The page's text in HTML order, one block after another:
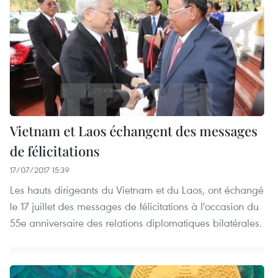
Vietnam et Laos échangent des messages
de félicitations
17/07/2017 15:39
Les hauts dirigeants du Vietnam et du Laos, ont échangé
le 17 juillet des messages de félicitations à l'occasion du
55e anniversaire des relations diplomatiques bilatérales.